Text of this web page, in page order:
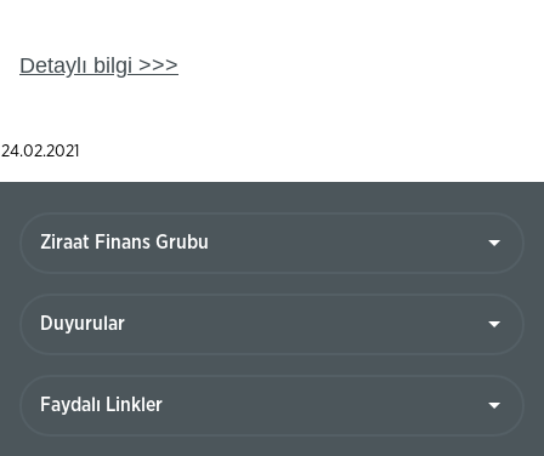
Detaylı bilgi >>>
24.02.2021